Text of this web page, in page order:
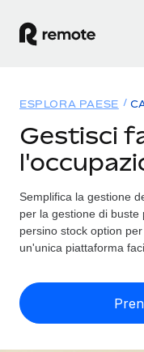
ASSUMI NEL
Global Payroll
Gestisci il payroll
Employer of
Contractor
Soluzioni
COPERTURA
Ricerca paesi
Trova i servizi di
Confronta
Scopri come ci
Tariffe
English
ESPLORA PAESE
Gestisci
Semplifica la gestione
per la gestione di
persino stock option
un'unica piattaforma